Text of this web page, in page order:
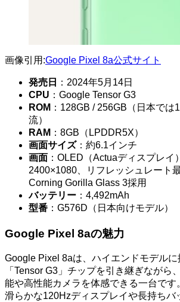
画像引用:Google Pixel 8a公式サイト
発売日
：2024年5月14日
CPU ：Google Tensor G3
ROM ：128GB / 256GB（日本では
流）
RAM ：8GB（LPDDR5X）
画面サイズ：約6.1インチ
画面 ：OLED（Actuaディスプレイ
2400×1080、リフレッシュレート
Corning Gorilla Glass 3採用
バッテリー ：4,492mAh
型番 ：G576D（日本向けモデル）
Google Pixel 8aの魅力
Google Pixel 8aは、ハイエンドモデルに
「Tensor G3」チップを引き継ぎながら
能や高性能カメラを体感できる一台です
滑らかな120Hzディスプレイや長持ちバ